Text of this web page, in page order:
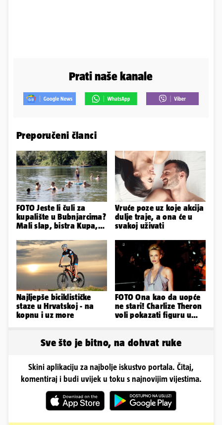
Prati naše kanale
Preporučeni članci
FOTO Jeste li čuli za
kupalište u Bubnjarcima?
Mali slap, bistra Kupa,
idila!
Vruće poze uz koje akcija
dulje traje, a ona će u
svakoj uživati
Najljepše biciklističke
staze u Hrvatskoj - na
kopnu i uz more
FOTO Ona kao da uopće
ne stari! Charlize Theron
voli pokazati figuru u
Sve što je bitno, na dohvat ruke
Skini aplikaciju za najbolje iskustvo portala. Čitaj,
komentiraj i budi uvijek u toku s najnovijim vijestima.